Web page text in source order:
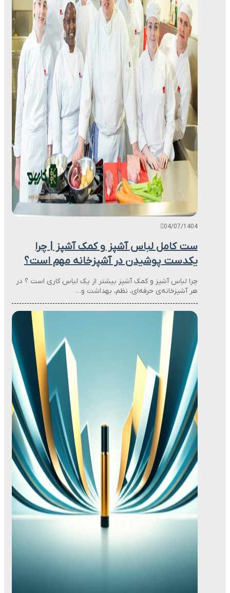
04/07/1404
ست کامل لباس آشپز و کمک آشپز | چرا
یکدست پوشیدن در آشپزخانه مهم است؟
چرا لباس آشپز و کمک آشپز بیشتر از یک لباس کاری است ؟ در
هر آشپزخانه‌ی حرفه‌ای، نظم، بهداشت و…